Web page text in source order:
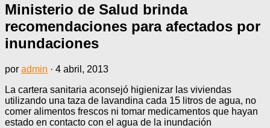
Ministerio de Salud brinda
recomendaciones para afectados por
inundaciones
por admin · 4 abril, 2013
La cartera sanitaria aconsejó higienizar las viviendas
utilizando una taza de lavandina cada 15 litros de agua, no
comer alimentos frescos ni tomar medicamentos que hayan
estado en contacto con el agua de la inundación